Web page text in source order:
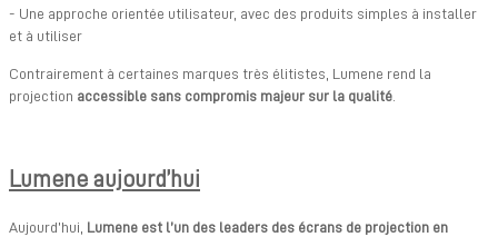
- Une approche orientée utilisateur, avec des produits simples à installer
et à utiliser
Contrairement à certaines marques très élitistes, Lumene rend la
projection accessible sans compromis majeur sur la qualité
Lumene aujourd’hui
Aujourd’hui, Lumene est l’un des leaders des écrans de projection en